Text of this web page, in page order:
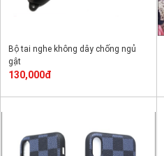
Bộ tai nghe không dây chống ngủ
gật
130,000đ